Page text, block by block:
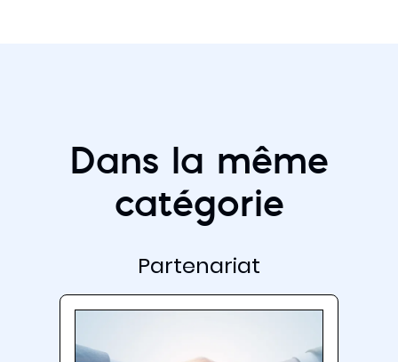
Dans la même
catégorie
Partenariat